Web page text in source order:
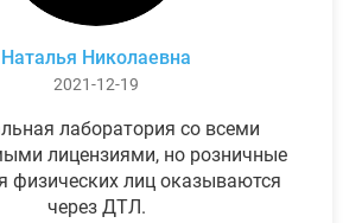
Наталья Николаевна
2021-12-19
лаборатория со всеми
лицензиями, но розничные
физических лиц оказываются
через ДТЛ.